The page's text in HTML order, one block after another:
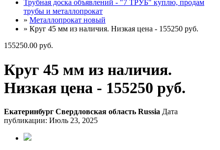
Трубная доска объявлений - "7 ТРУБ" куплю, продам
трубы и металлопрокат
» Металлопрокат новый
» Круг 45 мм из наличия. Низкая цена - 155250 руб.
155250.00 руб.
Круг 45 мм из наличия.
Низкая цена - 155250 руб.
Екатеринбург Свердловская область Russia Дата
публикации: Июль 23, 2025